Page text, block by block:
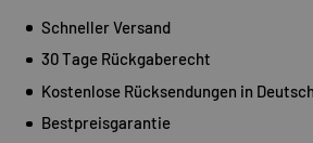
Schneller Versand
30 Tage Rückgaberecht
Kostenlose Rücksendungen in
Bestpreisgarantie